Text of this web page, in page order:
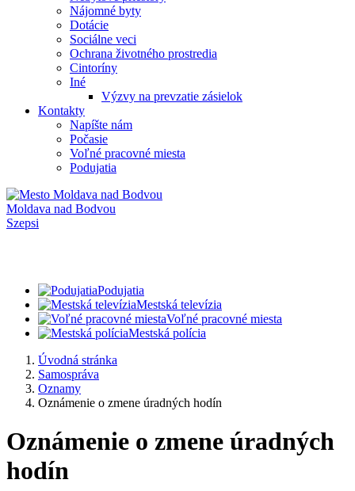
Nájomné byty
Dotácie
Sociálne veci
Ochrana životného prostredia
Cintoríny
Iné
Výzvy na prevzatie zásielok
Kontakty
Napíšte nám
Počasie
Voľné pracovné miesta
Podujatia
Moldava nad Bodvou
Szepsi
Podujatia
Mestská televízia
Voľné pracovné miesta
Mestská polícia
Úvodná stránka
Samospráva
Oznamy
Oznámenie o zmene úradných hodín
Oznámenie o zmene úradných
hodín